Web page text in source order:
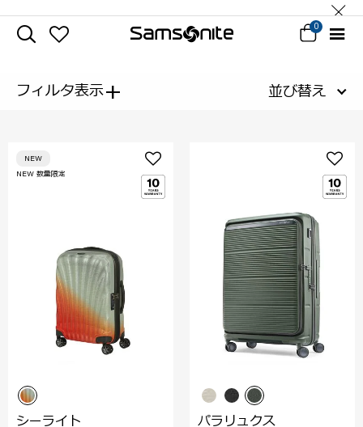
0
フィルタ表示+ 並び替え
NEW 数量限定
NEW
シーライト パラリュクス